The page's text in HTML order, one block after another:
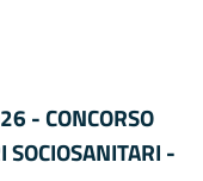
- CONCORSO
SOCIOSANITARI -